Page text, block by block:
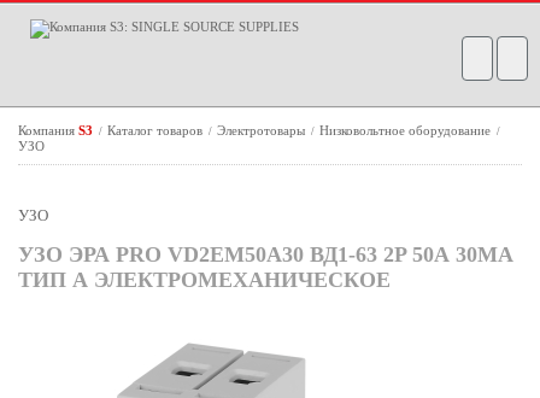
Компания S3 / Каталог товаров / Электротовары / Низковольтное оборудование /
УЗО
УЗО
УЗО ЭРА PRO VD2EM50A30 ВД1-63 2P 50А 30МА
ТИП А ЭЛЕКТРОМЕХАНИЧЕСКОЕ